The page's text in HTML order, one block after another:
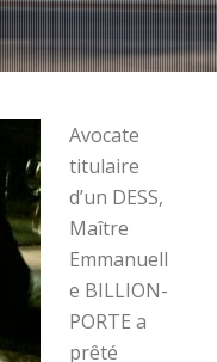
Avocate
titulaire
d’un DESS,
Maître
Emmanuell
e BILLION-
PORTE a
prêté